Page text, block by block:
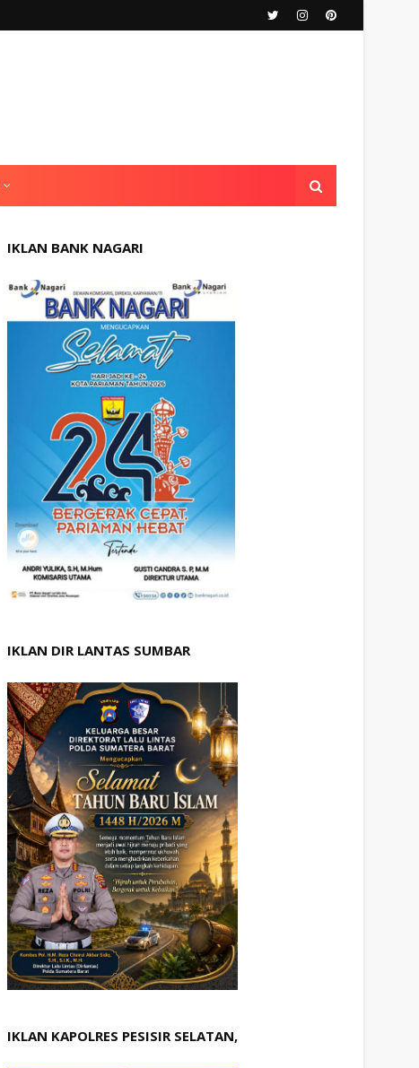
IKLAN BANK NAGARI
IKLAN DIR LANTAS SUMBAR
IKLAN KAPOLRES PESISIR SELATAN,